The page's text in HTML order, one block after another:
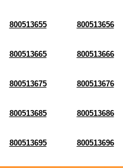
800513655 800513656
800513665 800513666
800513675 800513676
800513685 800513686
800513695 800513696